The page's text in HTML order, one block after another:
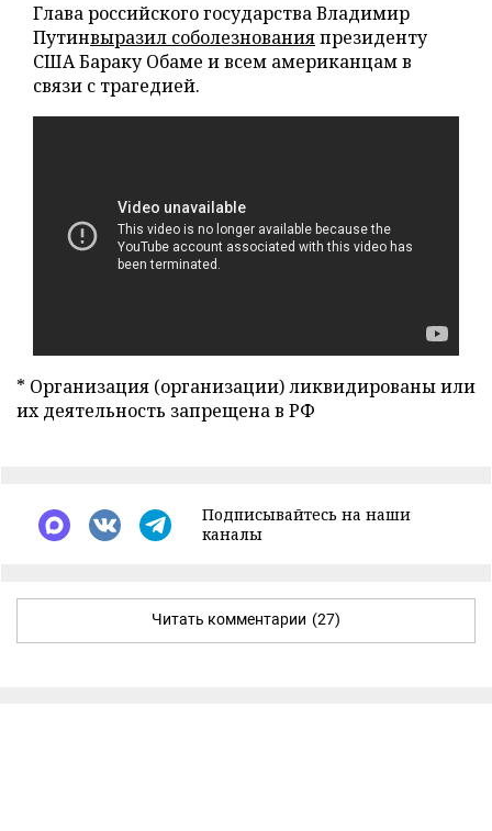
Глава российского государства Владимир
Путинвыразил соболезнованияпрезиденту
США Бараку Обаме и всем американцам в
связи с трагедией.
* Организация (организации) ликвидированы или
их деятельность запрещена в РФ
Подписывайтесь на наши
каналы
Читать комментарии (27)